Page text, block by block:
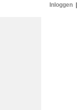
Inloggen